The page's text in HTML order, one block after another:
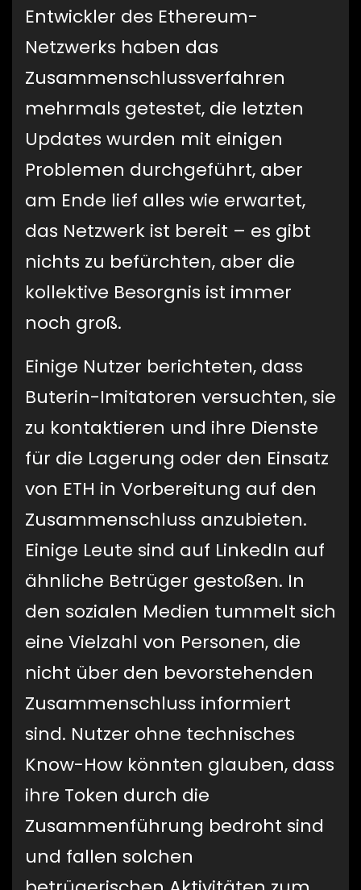
Entwickler des Ethereum-
Netzwerks haben das
Zusammenschlussverfahren
mehrmals getestet, die letzten
Updates wurden mit einigen
Problemen durchgeführt, aber
am Ende lief alles wie erwartet,
das Netzwerk ist bereit – es gibt
nichts zu befürchten, aber die
kollektive Besorgnis ist immer
noch groß.
Einige Nutzer berichteten, dass
Buterin-Imitatoren versuchten, sie
zu kontaktieren und ihre Dienste
für die Lagerung oder den Einsatz
von ETH in Vorbereitung auf den
Zusammenschluss anzubieten.
Einige Leute sind auf LinkedIn auf
ähnliche Betrüger gestoßen. In
den sozialen Medien tummelt sich
eine Vielzahl von Personen, die
nicht über den bevorstehenden
Zusammenschluss informiert
sind. Nutzer ohne technisches
Know-How könnten glauben, dass
ihre Token durch die
Zusammenführung bedroht sind
und fallen solchen